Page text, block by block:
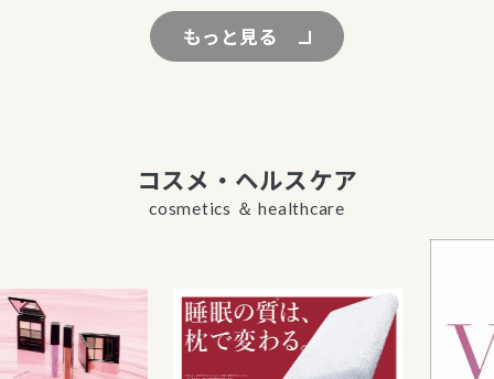
もっと見る
コスメ・ヘルスケア
cosmetics ＆ healthcare